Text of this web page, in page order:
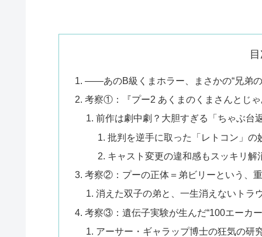
――あのB級くまホラー、まさかの“兄弟
考察①：『プー2 あくまのくまさんとじ
前作は劇中劇？大胆すぎる「ちゃぶ台
批判を逆手に取った「レトコン」の
キャスト変更の違和感もスッキリ解
考察②：プーの正体＝弟ビリーという、
消えた双子の弟と、一生消えないトラ
考察③：遺伝子実験が生んだ“100エーカ
アーサー・ギャラップ博士の狂気の研